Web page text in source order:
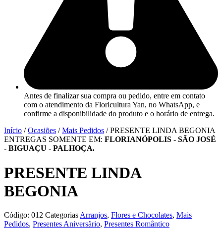
Antes de finalizar sua compra ou pedido, entre em contato
com o atendimento da Floricultura Yan, no WhatsApp, e
confirme a disponibilidade do produto e o horário de entrega.
Início /Ocasiões /Mais Pedidos / PRESENTE LINDA BEGONIA
ENTREGAS SOMENTE EM: FLORIANÓPOLIS - SÃO JOSÉ
- BIGUAÇU - PALHOÇA.
PRESENTE LINDA
BEGONIA
Código: 012 Categorias Arranjos, Flores e Chocolates, Mais
Pedidos, Presentes Aniversãrio, Presentes Romântico